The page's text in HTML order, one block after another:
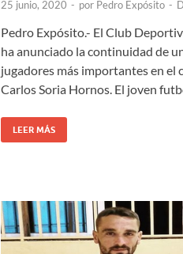
25 junio, 2020 - por Pedro Expósito -
Pedro Expósito.- El Club
ha anunciado la continuidad de
jugadores más importantes en el
Carlos Soria Hornos. El joven
LEER MÁS